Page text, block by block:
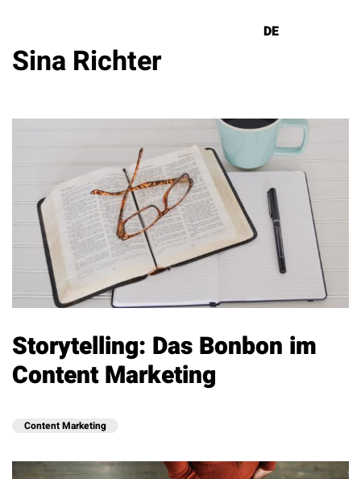
DE
Über uns
Know How
Newsletter
Kontakt
Sina Richter
Storytelling: Das Bonbon im
Content Marketing
Content Marketing